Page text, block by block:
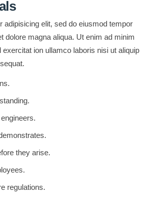
adipisicing elit, sed do eiusmod tempor
dolore magna aliqua. Ut enim ad minim
ion ullamco laboris nisi ut aliquip
they arise.
regulations.